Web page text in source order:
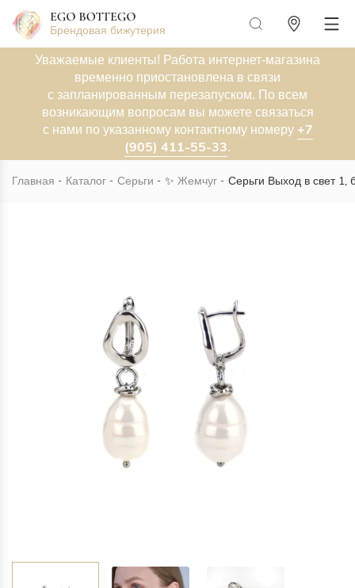
Брендовая бижутерия
Уважаемые клиенты! Работа интернет-магазина
временно приостановлена в связи
с запланированным перезапуском. По всем
возникающим вопросам вы можете связаться
с нами по указанному контактному номеру +7
(905) 411-55-33.
Главная Каталог Серьги ✨ Жемчуг Серьги Выход в свет 1,